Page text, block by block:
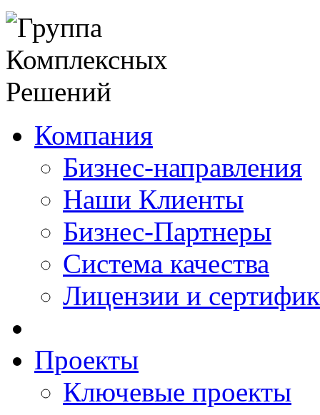
Компания
Бизнес-направления
Наши Клиенты
Бизнес-Партнеры
Система качества
Лицензии и
Проекты
Ключевые проекты